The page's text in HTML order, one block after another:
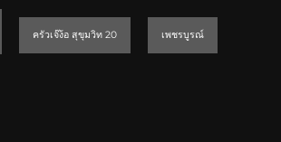
ครัวเจ๊ง้อ สุขุมวิท 20 เพชรบูรณ์